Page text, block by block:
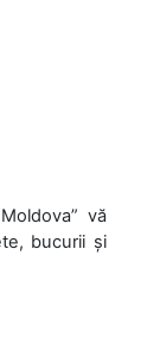
vă
bucurii și